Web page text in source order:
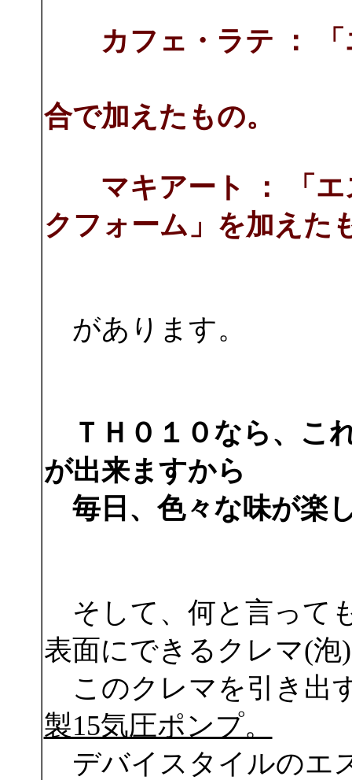
カフェ・ラテ ： 「
合で加えたもの。
マキアート ： 「エ
クフォーム」を加えた
があります。
ＴＨ０１０なら、こ
が出来ますから
毎日、色々な味が楽
そして、何と言って
表面にできるクレマ(泡
このクレマを引き出
製15気圧ポンプ。
デバイスタイルのエ